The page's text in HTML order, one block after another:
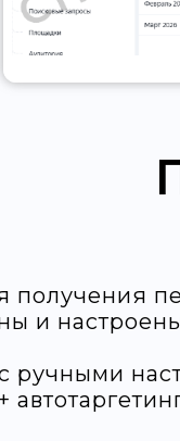
получения
и
ручными
+